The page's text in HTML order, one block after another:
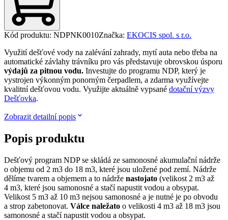
Kód produktu: NDPNK0010Značka: EKOCIS spol. s r.o.
Využití dešťové vody na zalévání zahrady, mytí auta nebo třeba na
automatické závlahy trávníku pro vás představuje obrovskou úsporu
výdajů za pitnou vodu. Investujte do programu NDP, který je
vystrojen výkonným ponorným čerpadlem, a zdarma využívejte
kvalitní dešťovou vodu. Využijte aktuálně vypsané dotační výzvy
Dešťovka.
Zobrazit detailní popis
Popis produktu
Dešťový program NDP se skládá ze samonosné akumulační nádrže
o objemu od 2 m3 do 18 m3, které jsou uložené pod zemí. Nádrže
dělíme tvarem a objemem a to nádrže nastojato (velikost 2 m3 až
4 m3, které jsou samonosné a stačí napustit vodou a obsypat.
Velikost 5 m3 až 10 m3 nejsou samonosné a je nutné je po obvodu
a strop zabetonovat. Válce naležato o velikosti 4 m3 až 18 m3 jsou
samonosné a stačí napustit vodou a obsypat.